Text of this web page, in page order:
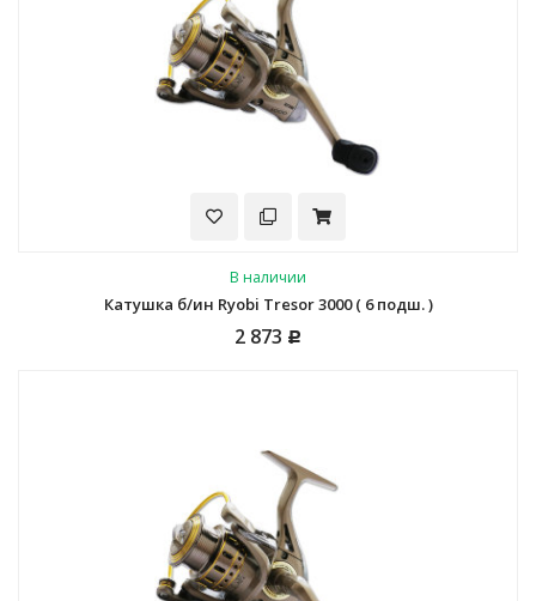
В наличии
Катушка б/ин Ryobi Tresor 3000 ( 6 подш. )
2 873 Р